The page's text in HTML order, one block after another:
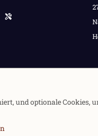
und optionale Cookies,